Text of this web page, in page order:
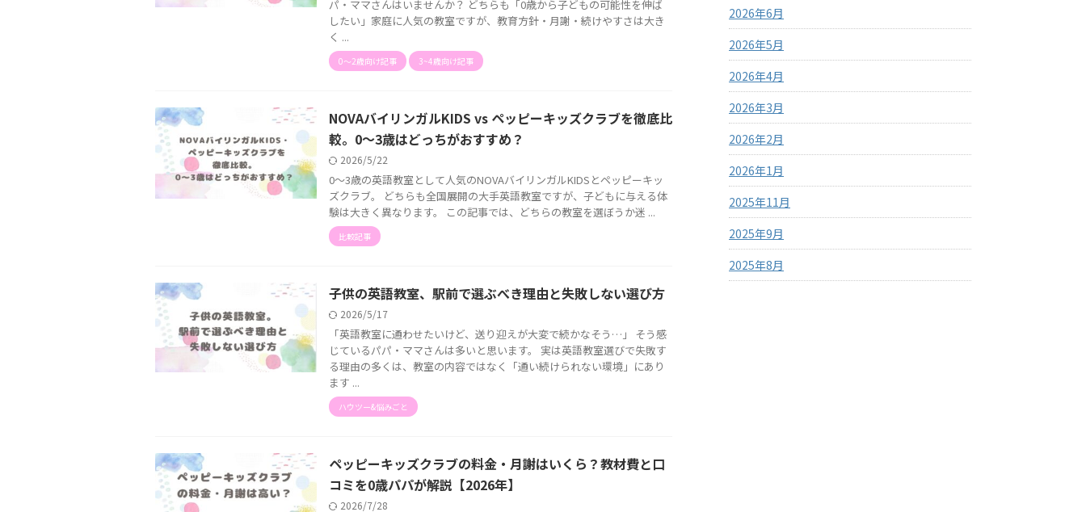
パ・ママさんはいませんか？ どちらも「0歳から子どもの可能性を伸ば
したい」家庭に人気の教室ですが、教育方針・月謝・続けやすさは大き
く ...
0〜2歳向け記事 3~4歳向け記事
NOVAバイリンガルKIDS vs ペッピーキッズクラブを徹底比
較。0〜3歳はどっちがおすすめ？
2026/5/22
0〜3歳の英語教室として人気のNOVAバイリンガルKIDSとペッピーキッ
ズクラブ。 どちらも全国展開の大手英語教室ですが、子どもに与える体
験は大きく異なります。 この記事では、どちらの教室を選ぼうか迷 ...
比較記事
子供の英語教室、駅前で選ぶべき理由と失敗しない選び方
2026/5/17
「英語教室に通わせたいけど、送り迎えが大変で続かなそう…」 そう感
じているパパ・ママさんは多いと思います。 実は英語教室選びで失敗す
る理由の多くは、教室の内容ではなく「通い続けられない環境」にあり
ます ...
ハウツー&悩みごと
ペッピーキッズクラブの料金・月謝はいくら？教材費と口
コミを0歳パパが解説【2026年】
2026/7/28
2026年6月
2026年5月
2026年4月
2026年3月
2026年2月
2026年1月
2025年11月
2025年9月
2025年8月